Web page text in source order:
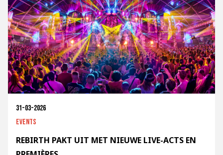
31-03-2026
Events
REBIRTH PAKT UIT MET NIEUWE LIVE-ACTS EN